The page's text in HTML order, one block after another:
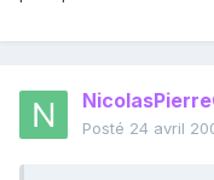
Posté 24 avril